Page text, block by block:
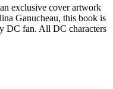
exclusive cover artwork
Ganucheau, this book is
DC fan. All DC characters